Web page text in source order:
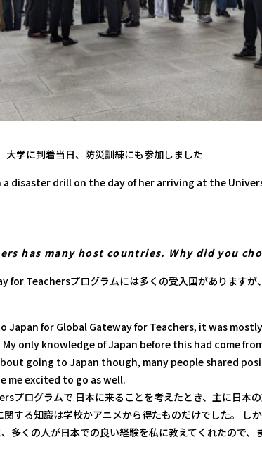
大学に到着当日、防災訓練にも参加しました
disaster drill on the day of her arriving at the
has many host countries. Why did you
for Teachersプログラムには多くの受入国がありますが
Japan for Global Gateway for Teachers, it was
only knowledge of Japan before this had come
going to Japan though, many people shared
me excited to go as well.
プログラムで 日本に来ることを考えたとき、主に日本
する知識は学校かアニメから得たものだけでした。 し
多くの人が日本での良い経験を私に教えてくれたので、